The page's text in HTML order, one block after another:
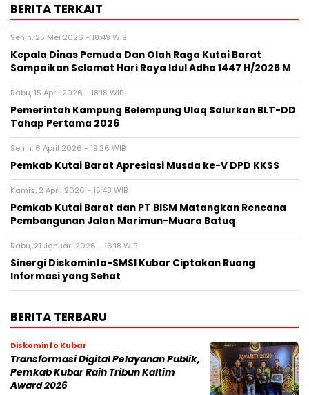
BERITA TERKAIT
Senin, 25 Mei 2026 - 18:49 WIB
Kepala Dinas Pemuda Dan Olah Raga Kutai Barat
Sampaikan Selamat Hari Raya Idul Adha 1447 H/2026 M
Rabu, 15 April 2026 - 18:18 WIB
Pemerintah Kampung Belempung Ulaq Salurkan BLT-DD
Tahap Pertama 2026
Senin, 6 April 2026 - 19:26 WIB
Pemkab Kutai Barat Apresiasi Musda ke-V DPD KKSS
Kamis, 2 April 2026 - 15:48 WIB
Pemkab Kutai Barat dan PT BISM Matangkan Rencana
Pembangunan Jalan Marimun-Muara Batuq
Rabu, 21 Januari 2026 - 16:18 WIB
Sinergi Diskominfo-SMSI Kubar Ciptakan Ruang
Informasi yang Sehat
BERITA TERBARU
Diskominfo Kubar
Transformasi Digital Pelayanan Publik,
Pemkab Kubar Raih Tribun Kaltim
Award 2026